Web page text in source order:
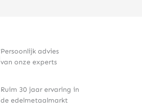
Persoonlijk advies
van onze experts
Ruim 30 jaar ervaring in
de edelmetaalmarkt